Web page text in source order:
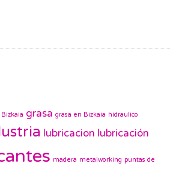
Bizkaia grasa grasa en Bizkaia hidraulico
lubricacion lubricación
madera metalworking puntas de